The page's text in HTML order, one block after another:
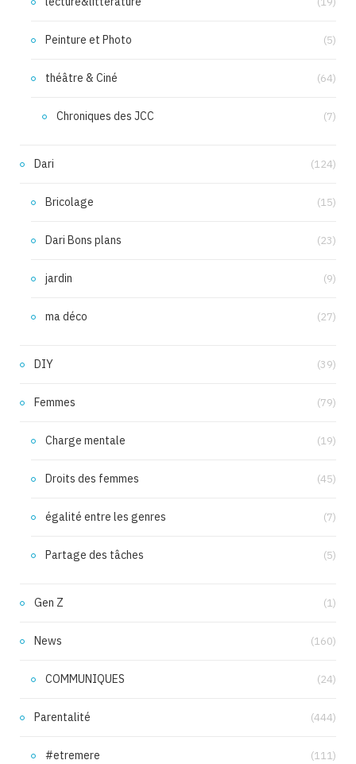
Peinture et Photo (5)
théâtre & Ciné (64)
Chroniques des JCC (7)
Dari (124)
Bricolage (15)
Dari Bons plans (23)
jardin (9)
ma déco (27)
DIY (39)
Femmes (79)
Charge mentale (19)
Droits des femmes (45)
égalité entre les genres (7)
Partage des tâches (5)
Gen Z (1)
News (160)
COMMUNIQUES (24)
Parentalité (444)
#etremere (111)